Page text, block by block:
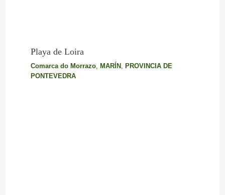
Playa de Loira
Comarca do Morrazo, MARÍN, PROVINCIA DE
PONTEVEDRA